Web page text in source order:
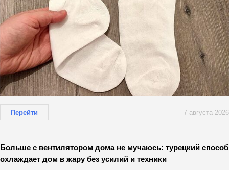
Перейти 7 августа 2026
Больше с вентилятором дома не мучаюсь: турецкий способ
охлаждает дом в жару без усилий и техники